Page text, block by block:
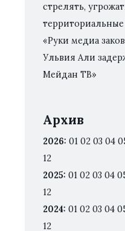
стрелять,
«Руки медиа
Ульвия Али
Мейдан ТВ»
Архив
2026: 01 02 03 04
12
2025: 01 02 03 04
12
2024: 01 02 03 04
12